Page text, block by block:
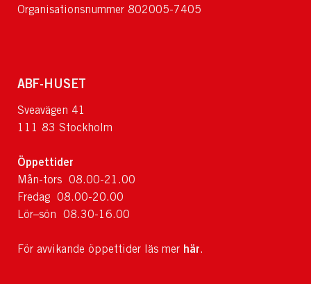
Organisationsnummer 802005-7405
ABF-HUSET
Sveavägen 41
111 83 Stockholm
Öppettider
Mån-tors 08.00-21.00
Fredag 08.00-20.00
Lör–sön 08.30-16.00
För avvikande öppettider läs mer här.